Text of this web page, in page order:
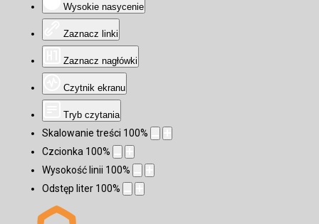
Wysokie nasycenie
Zaznacz linki
Zaznacz nagłówki
Czytnik ekranu
Tryb czytania
Skalowanie treści 100%
Czcionka 100%
Wysokość linii 100%
Odstęp liter 100%